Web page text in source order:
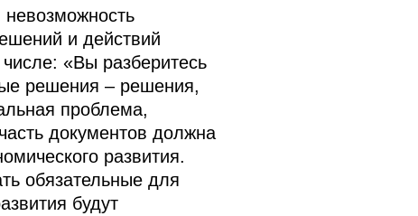
и действий
«Вы разберитесь
решения – решения,
проблема,
документов должна
развития.
обязательные для
будут